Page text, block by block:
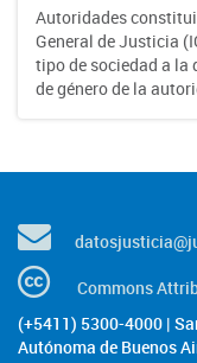
Autoridades
General de Justicia
tipo de sociedad a la
de género de la
Commons
(+5411) 5300-4000 |
Autónoma de Buenos